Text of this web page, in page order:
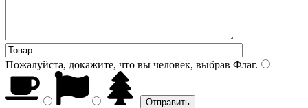
Пожалуйста, докажите, что вы человек, выбрав Флаг.